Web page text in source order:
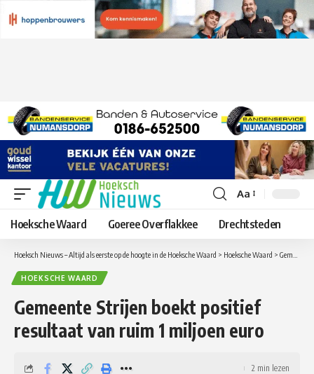
Lettergrootte
aanpassen
Aa
Hoeksche Waard Goeree Overflakkee Drechtsteden
Hoeksch Nieuws – Altijd als eerste op de hoogte in de Hoeksche Waard > Hoeksche Waard > Gemeente Strijen boekt positief resultaat van ruim 1 miljoen euro
HOEKSCHE WAARD
Gemeente Strijen boekt positief
resultaat van ruim 1 miljoen euro
2 min lezen